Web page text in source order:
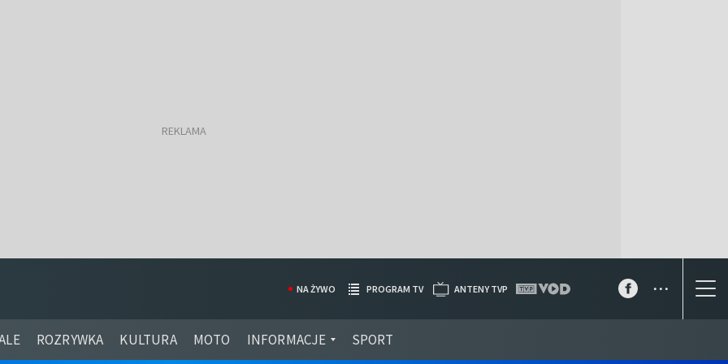
ROZRYWKA KULTURA MOTO INFORMACJE SPORT
NA ŻYWO PROGRAM TV ANTENY TVP ...